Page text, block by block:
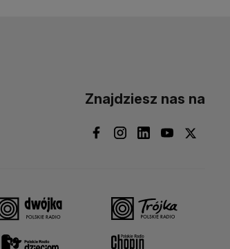
Znajdziesz nas na